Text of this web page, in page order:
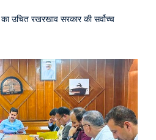
उचित रखरखाव सरकार की सर्वोच्च